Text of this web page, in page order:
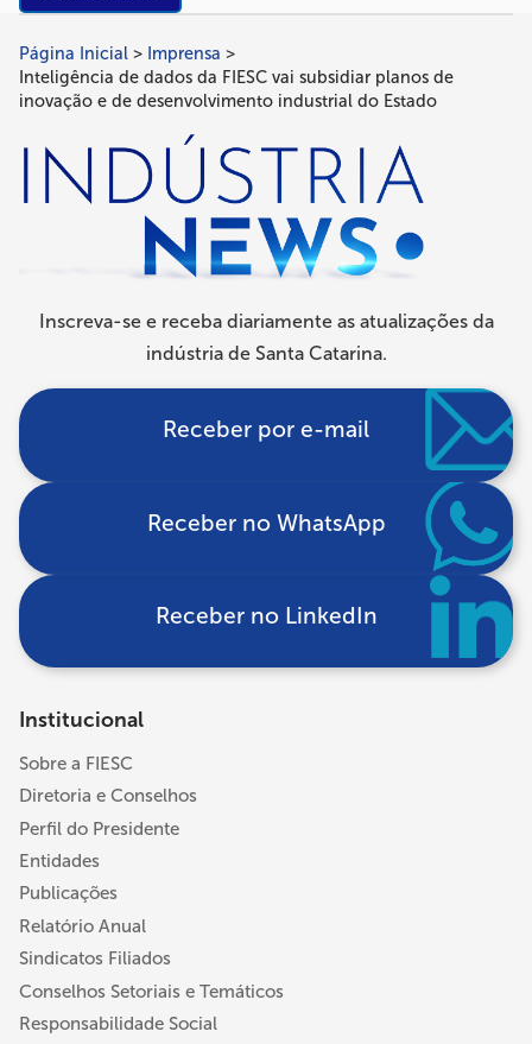
Trilha
de
navegação
Página Inicial
Imprensa
Inteligência de dados da FIESC vai subsidiar planos de
inovação e de desenvolvimento industrial do Estado
Inscreva-se e receba diariamente as atualizações da
indústria de Santa Catarina.
Receber por e-mail
Receber no WhatsApp
Receber no LinkedIn
Institucional
Sobre a FIESC
Diretoria e Conselhos
Perfil do Presidente
Entidades
Publicações
Relatório Anual
Sindicatos Filiados
Conselhos Setoriais e Temáticos
Responsabilidade Social